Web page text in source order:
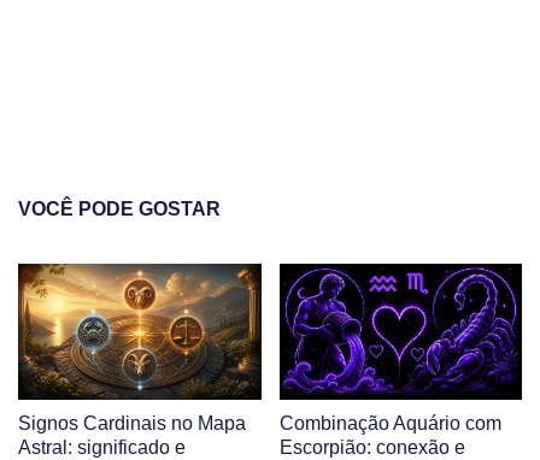
VOCÊ PODE GOSTAR
Signos Cardinais no Mapa
Astral: significado e
Combinação Aquário com
Escorpião: conexão e